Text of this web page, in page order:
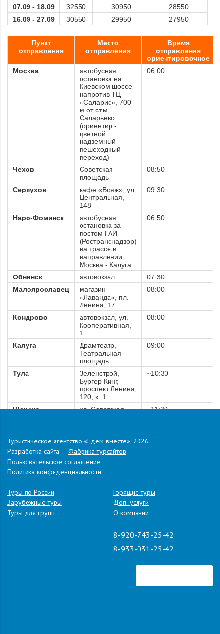
07.09 - 18.09 32550 30950
28550
16.09 - 27.09 30550 29950 27950
Пункт
отправления
Место
отправления
Время
отправления
ориентировочное
Москва
автобусная
остановка на
Киевском шоссе
напротив ТЦ
«Саларис», 700
м от ст.м.
Саларьево
(ориентир -
цветной
надземный
пешеходный
переход)
06:00
Чехов
Советская
площадь
08:50
Серпухов
кафе «Вояж», ул.
Центральная,
148
09:30
Наро-Фоминск
автобусная
остановка за
постом ГАИ
(Ространснадзор)
на трассе в
направлении
Москва - Калуга
06:50
Обнинск автовокзал
07:30
Малоярославец
магазин
«Лаванда», пл.
Ленина, 17
08:00
Кондрово
автовокзал, ул.
Кооперативная,
1
08:00
Калуга
Драмтеатр,
Театральная
площадь
09:00
Тула
Зеленстрой,
Бургер Кинг,
проспект Ленина,
120, к. 1
~10:30
Щекино
ул. Советская,
~11:30
Красная
площадь, 1, МФЦ
13:00
Воронеж
магазин METRO
на Остужева, 56
.
Туристическое агентство «Едем вместе», 2026
Разработка сайта — Фабрика турсайтов
Пользовательское соглашение
Политика конфиденциальности
Туры по России
Зарубежные туры
Туры для групп
Горящие туры
Доп. услуги
О компании
8-920-743-25-42
8-933-031-25-42